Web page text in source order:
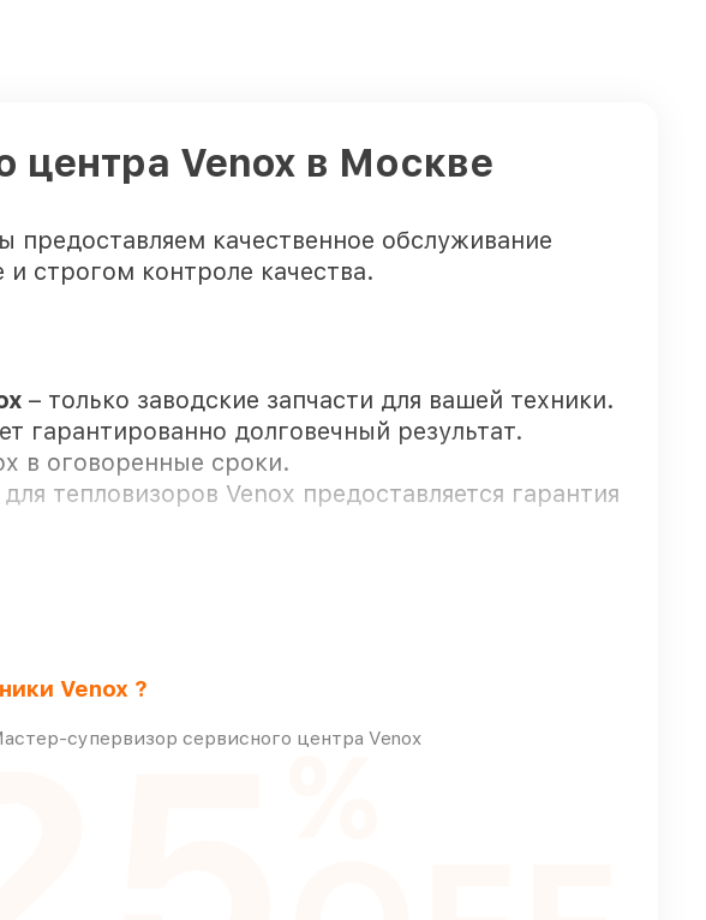
центра Venox в Москве
качественное обслуживание
строгом контроле качества.
– только заводские запчасти для вашей техники.
гарантированно долговечный результат.
в оговоренные сроки.
тепловизоров Venox предоставляется гарантия
владельца
остальные доступны для срочного заказа
какие детали использовать, а мы
начинает работу сразу
Venox ?
супервизор сервисного центра Venox